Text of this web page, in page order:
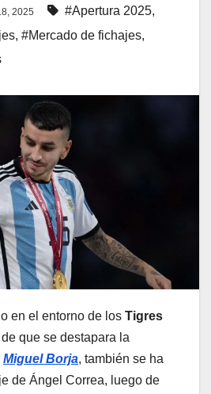
2025 #Apertura 2025,
, #Mercado de fichajes,
en el entorno de los Tigres
que se destapara la
Miguel Borja, también se ha
de Ángel Correa, luego de